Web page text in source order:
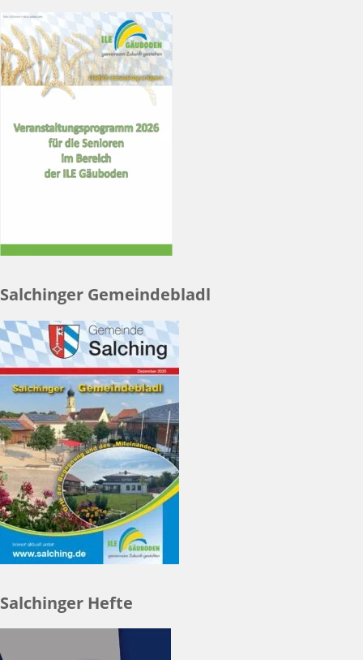
Salchinger Gemeindebladl
Salchinger Hefte